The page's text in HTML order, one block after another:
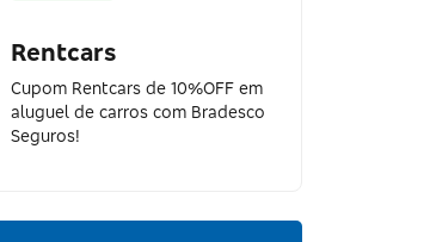
Rentcars
Cupom Rentcars de 10%OFF em
aluguel de carros com Bradesco
Seguros!